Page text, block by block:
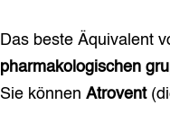
Das beste Äquivalent
pharmakologischen
Sie könnenAtrovent